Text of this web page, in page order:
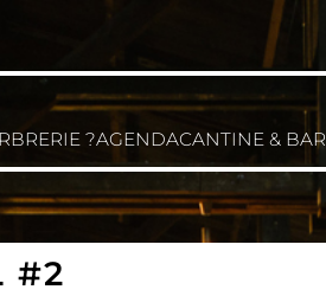
?AGENDACANTINE & BAR
#2